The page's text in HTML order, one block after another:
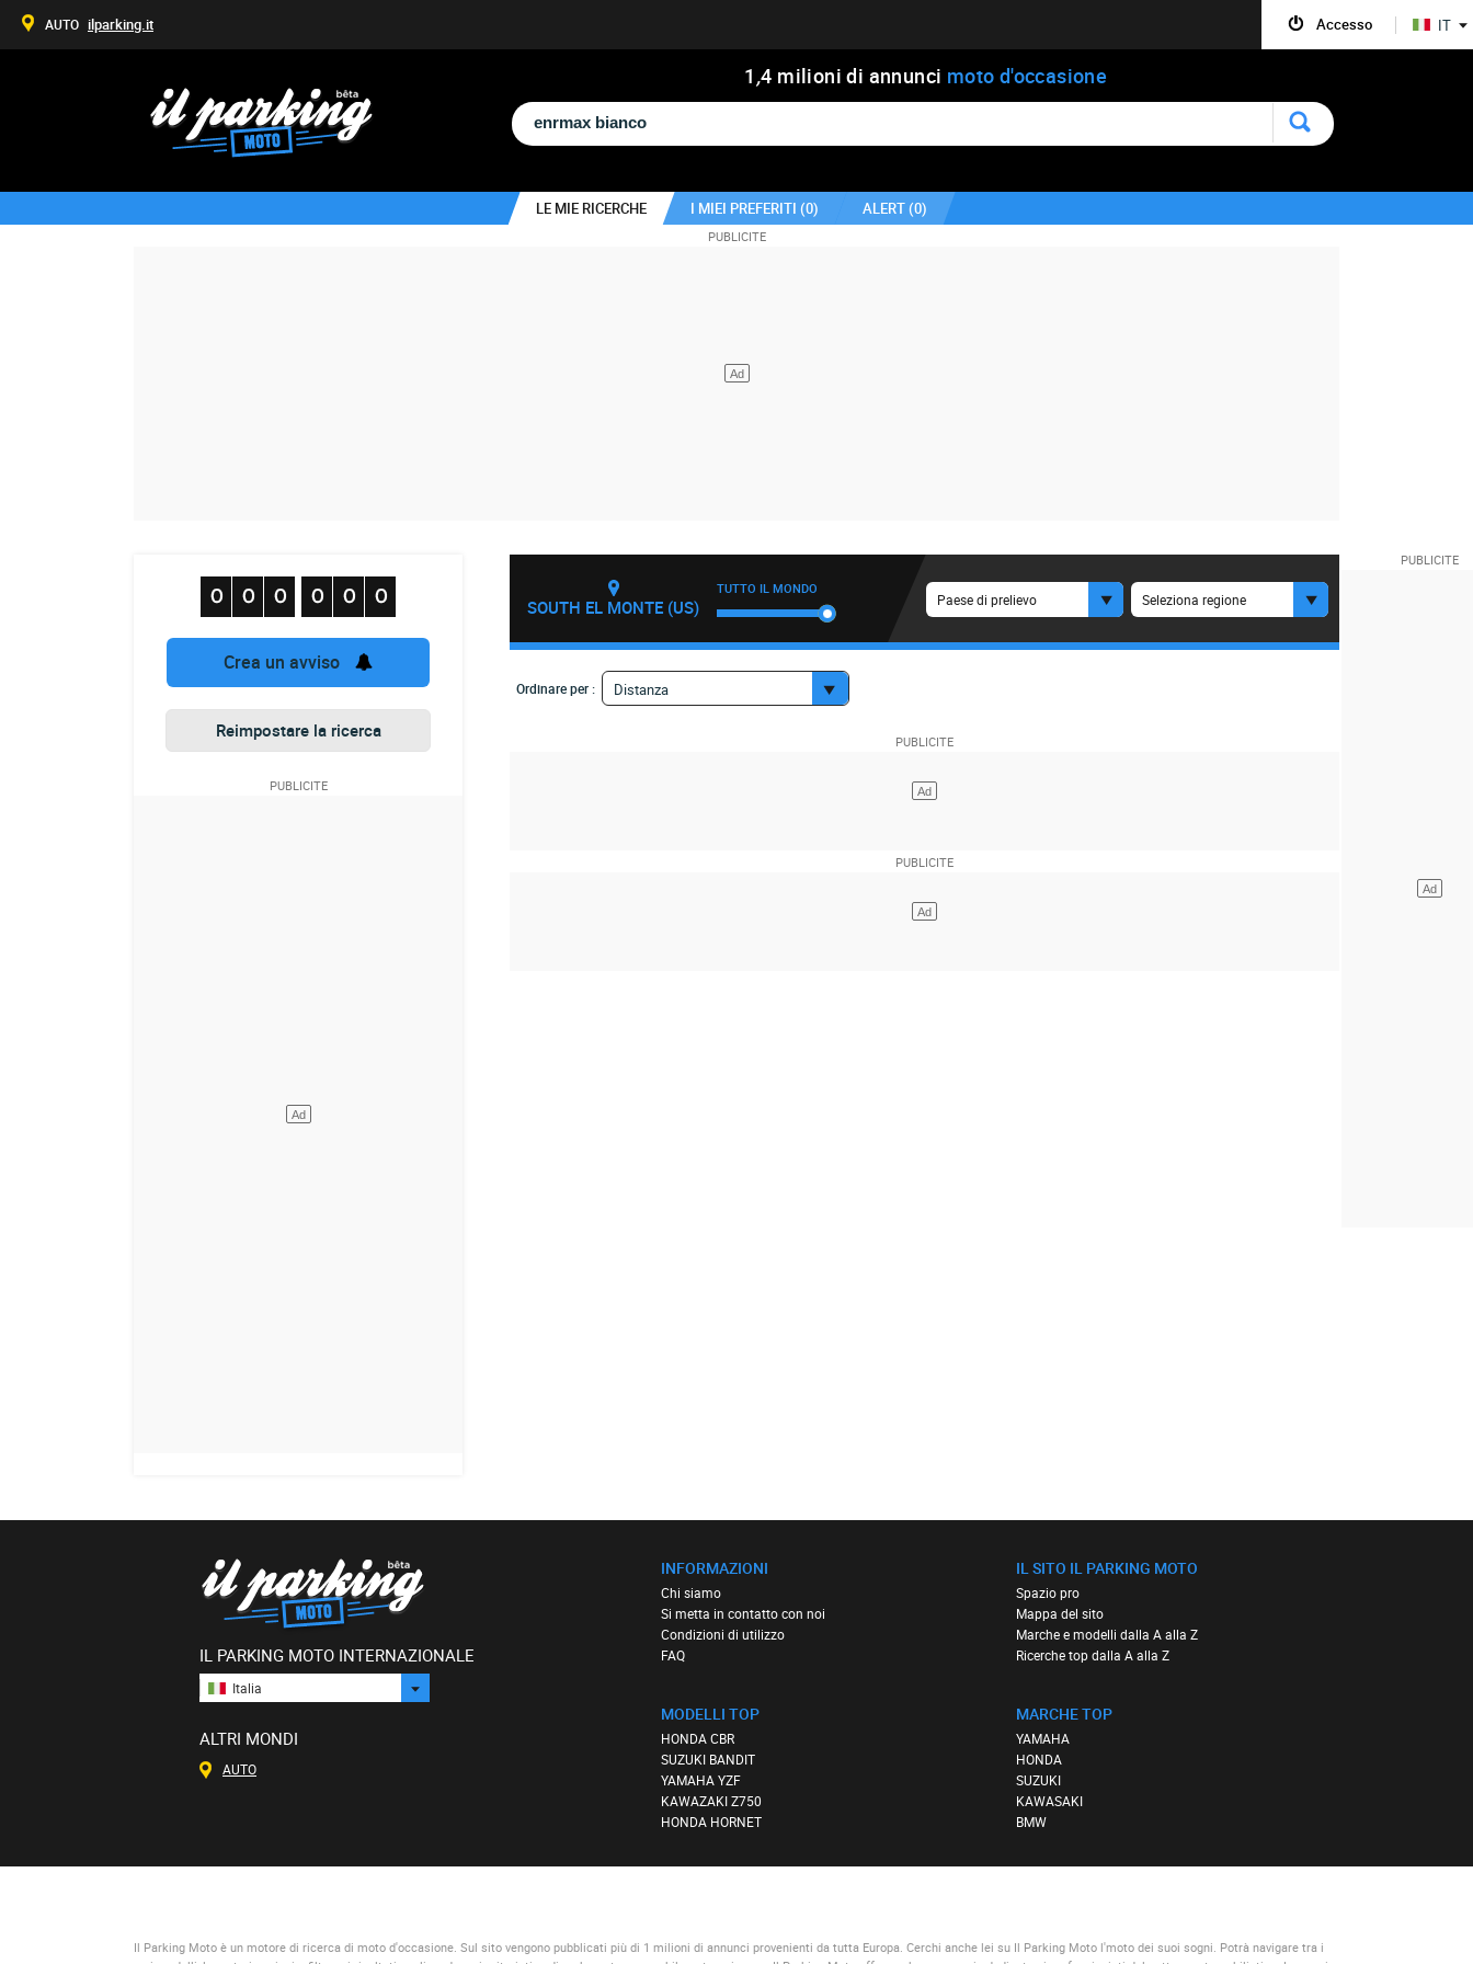
1 ,4 milioni di annunci moto d'occasione
LE MIE RICERCHE I MIEI PREFERITI (0) ALERT (0)
Crea un avviso
Reimpostare la ricerca
SOUTH EL MONTE (US)
TUTTO IL MONDO
Paese di prelievo Seleziona regione
Ordinare per : Distanza
IL PARKING MOTO INTERNAZIONALE
Italia
ALTRI MONDI
AUTO
INFORMAZIONI
Chi siamo
Si metta in contatto con noi
Condizioni di utilizzo
FAQ
MODELLI TOP
HONDA CBR
SUZUKI BANDIT
YAMAHA YZF
KAWAZAKI Z750
HONDA HORNET
IL SITO IL PARKING MOTO
Spazio pro
Mappa del sito
Marche e modelli dalla A alla Z
Ricerche top dalla A alla Z
MARCHE TOP
YAMAHA
HONDA
SUZUKI
KAWASAKI
BMW
Accesso
AUTO ilparking.it IT
Il Parking Moto è un motore di ricerca di moto d'occasione. Sul sito vengono pubblicati più di 1 milioni di annunci provenienti da tutta Europa. Cerchi anche lei su Il Parking Moto l'moto dei suoi sogni. Potrà navigare tra i